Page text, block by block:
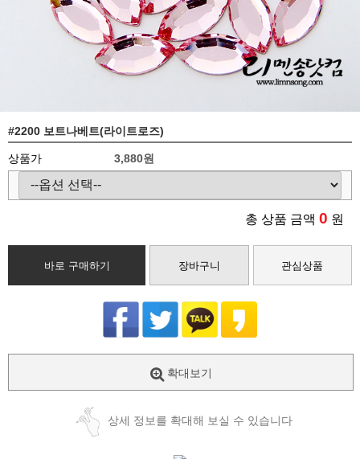
#2200 보트나베트(라이트로즈)
상품가 3,880원
총 상품 금액 0 원
바로 구매하기 장바구니 관심상품
확대보기
상세 정보를 확대해 보실 수 있습니다